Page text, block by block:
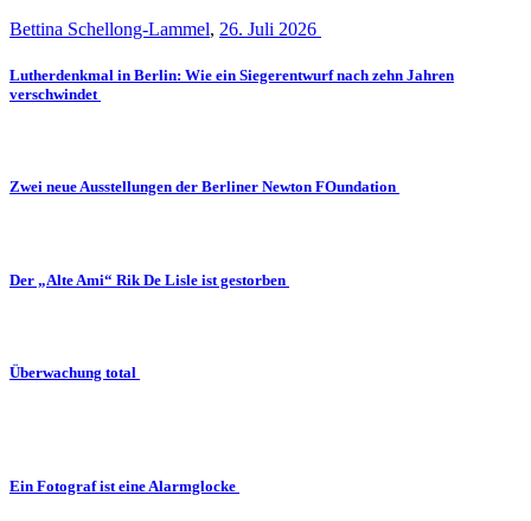
Bettina Schellong-Lammel, 26. Juli 2026
Lutherdenkmal in Berlin: Wie ein Siegerentwurf nach zehn Jahren
verschwindet
Zwei neue Ausstellungen der Berliner Newton FOundation
Der „Alte Ami“ Rik De Lisle ist gestorben
Überwachung total
Ein Fotograf ist eine Alarmglocke